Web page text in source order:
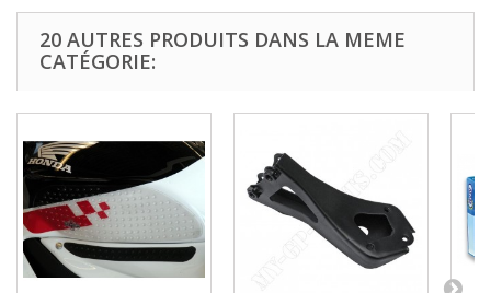
20 AUTRES PRODUITS DANS LA MEME
CATÉGORIE: